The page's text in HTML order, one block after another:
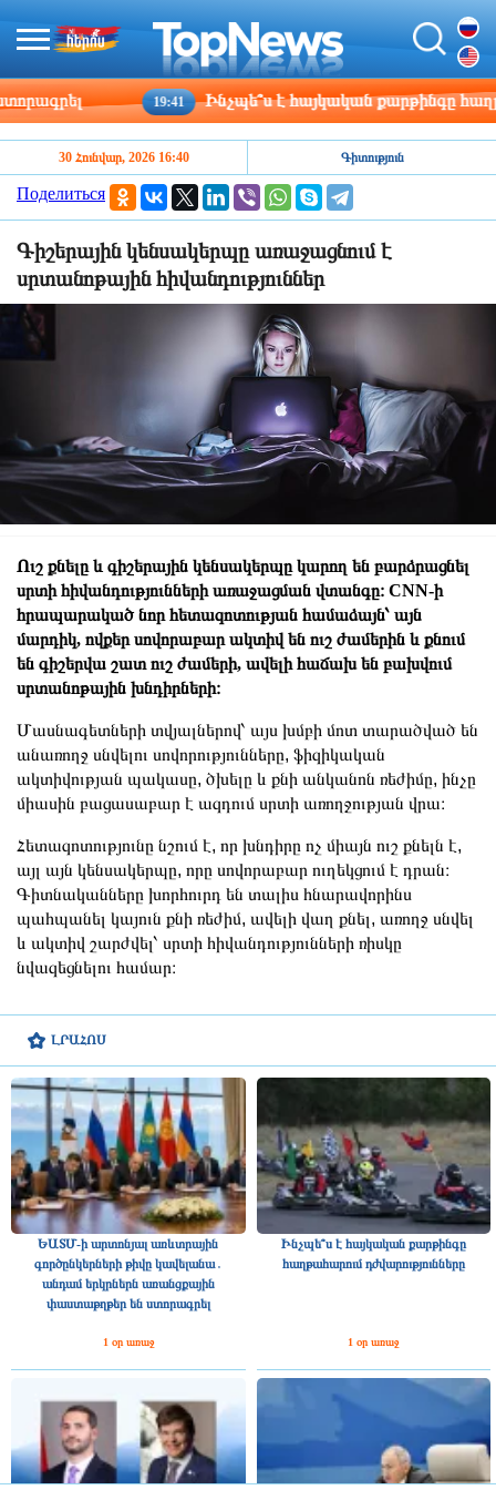
19:41 Ինչպե՞ս է հայկական քարթինգը
ԼՐԱՀՈՍ
ԵԱՏՄ-ի արտոնյալ առևտրային
գործընկերների թիվը կավելանա․
անդամ երկրներն առանցքային
փաստաթղթեր են ստորագրել
1 օր առաջ
Ինչպե՞ս է հայկական քարթինգը
հաղթահարում դժվարությունները
1 օր առաջ
30 Հունվար, 2026 16:40 Գիտություն
Поделиться
Գիշերային կենսակերպը առաջացնում է
սրտանոթային հիվանդություններ
Ուշ քնելը և գիշերային կենսակերպը կարող են բարձրացնել
սրտի հիվանդությունների առաջացման վտանգը։ CNN-ի
հրապարակած նոր հետազոտության համաձայն՝ այն
մարդիկ, ովքեր սովորաբար ակտիվ են ուշ ժամերին և քնում
են գիշերվա շատ ուշ ժամերի, ավելի հաճախ են բախվում
սրտանոթային խնդիրների։
Մասնագետների տվյալներով՝ այս խմբի մոտ տարածված են
անառողջ սնվելու սովորությունները, ֆիզիկական
ակտիվության պակասը, ծխելը և քնի անկանոն ռեժիմը, ինչը
միասին բացասաբար է ազդում սրտի առողջության վրա։
Հետազոտությունը նշում է, որ խնդիրը ոչ միայն ուշ քնելն է,
այլ այն կենսակերպը, որը սովորաբար ուղեկցում է դրան։
Գիտնականները խորհուրդ են տալիս հնարավորինս
պահպանել կայուն քնի ռեժիմ, ավելի վաղ քնել, առողջ սնվել
և ակտիվ շարժվել՝ սրտի հիվանդությունների ռիսկը
նվազեցնելու համար։